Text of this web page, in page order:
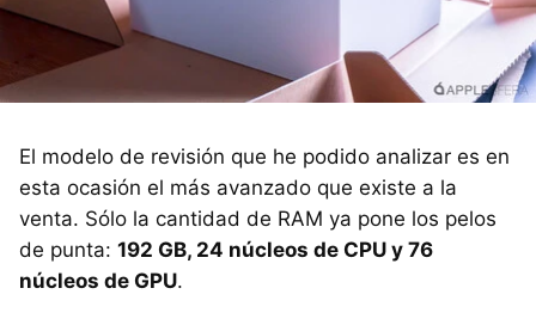
El modelo de revisión que he podido analizar es en
esta ocasión el más avanzado que existe a la
venta. Sólo la cantidad de RAM ya pone los pelos
de punta: 192 GB, 24 núcleos de CPU y 76
núcleos de GPU.